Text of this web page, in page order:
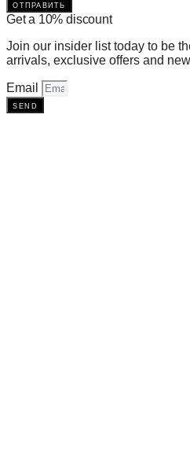
отправить
Get a 10% discount
Join our insider list today to be
arrivals, exclusive offers and
Email
send